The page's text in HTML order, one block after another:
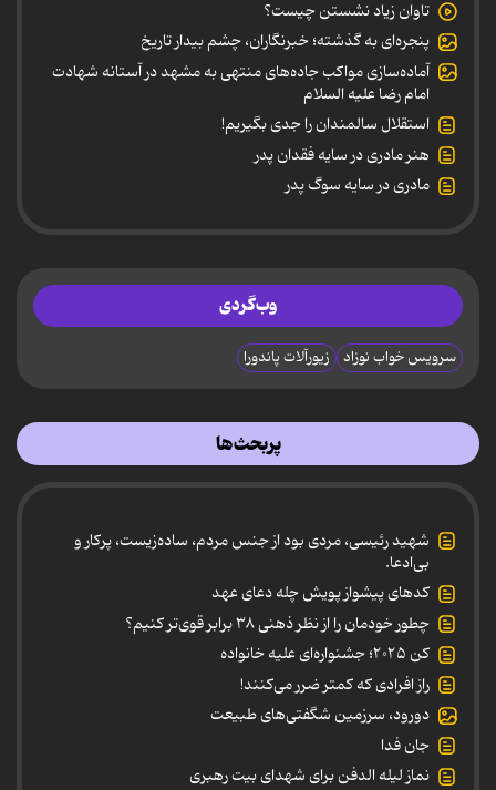
تاوان زیاد نشستن چیست؟
پنجره‌ای به گذشته؛ خبرنگاران، چشم بیدار تاریخ
آماده‌سازی مواکب جاده‌های منتهی به مشهد در آستانه شهادت
امام رضا علیه السلام
استقلال سالمندان را جدی بگیریم!
هنر مادری در سایه‌ فقدان پدر
مادری در سایه سوگ پدر
وب‌گردی
سرویس خواب نوزاد زیورآلات پاندورا
پربحث‌ها
شهید رئیسی، مردی بود از جنس مردم، ساده‌زیست، پرکار و
بی‌ادعا.
کدهای پیشواز پویش چله دعای عهد
چطور خودمان را از نظر ذهنی ۳۸ برابر قوی‌تر کنیم؟
کن ۲۰۲۵؛ جشنواره‌ای علیه خانواده
راز افرادی که کمتر ضرر می‌کنند!
دورود، سرزمین شگفتی‌های طبیعت
جان فدا
نماز لیله الدفن برای شهدای بیت رهبری